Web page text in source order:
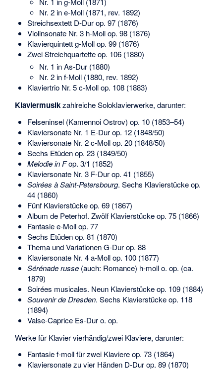
Nr. 2 in e-Moll (1871, rev. 1892)
Streichsextett D-Dur op. 97 (1876)
Violinsonate Nr. 3 h-Moll op. 98 (1876)
Klavierquintett g-Moll op. 99 (1876)
Zwei Streichquartette op. 106 (1880)
Nr. 1 in As-Dur (1880)
Nr. 2 in f-Moll (1880, rev. 1892)
Klaviertrio Nr. 5 c-Moll op. 108 (1883)
Klaviermusikzahlreiche Soloklavierwerke, darunter:
Felseninsel (Kamennoi Ostrov) op. 10 (1853–54)
Klaviersonate Nr. 1 E-Dur op. 12 (1848/50)
Klaviersonate Nr. 2 c-Moll op. 20 (1848/50)
Sechs Etüden op. 23 (1849/50)
Melodie in Fop. 3/1 (1852)
Klaviersonate Nr. 3 F-Dur op. 41 (1855)
Soirées à Saint-Petersbourg. Sechs Klavierstücke op.
44 (1860)
Fünf Klavierstücke op. 69 (1867)
Album de Peterhof. Zwölf Klavierstücke op. 75 (1866)
Fantasie e-Moll op. 77
Sechs Etüden op. 81 (1870)
Thema und Variationen G-Dur op. 88
Klaviersonate Nr. 4 a-Moll op. 100 (1877)
Sérénade russe(auch: Romance) h-moll o. op. (ca.
1879)
Soirées musicales. Neun Klavierstücke op. 109 (1884)
Souvenir de Dresden. Sechs Klavierstücke op. 118
(1894)
Valse-Caprice Es-Dur o. op.
Werke für Klavier vierhändig/zwei Klaviere, darunter:
Fantasie f-moll für zwei Klaviere op. 73 (1864)
Klaviersonate zu vier Händen D-Dur op. 89 (1870)